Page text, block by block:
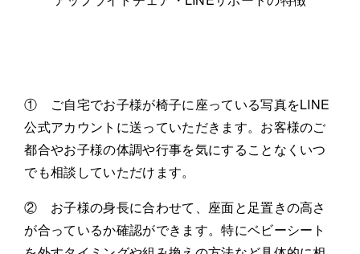
① ご自宅でお子様が椅子に座っている写真をLINE
公式アカウントに送っていただきます。お客様のご
都合やお子様の体調や行事を気にすることなくいつ
でも相談していただけます。
② お子様の身長に合わせて、座面と足置きの高さ
が合っているか確認ができます。特にベビーシート